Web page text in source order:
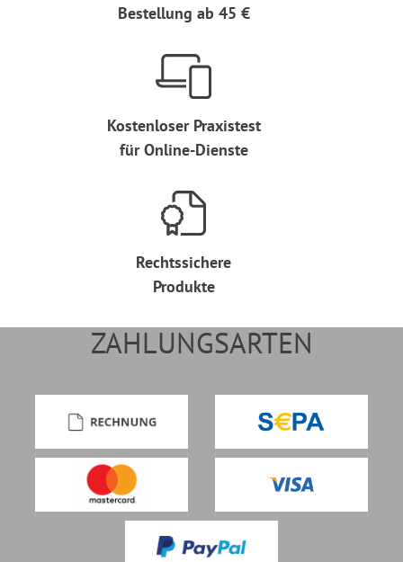
Bestellung ab 45 €
Kostenloser Praxistest
für Online-Dienste
Rechtssichere
Produkte
ZAHLUNGSARTEN